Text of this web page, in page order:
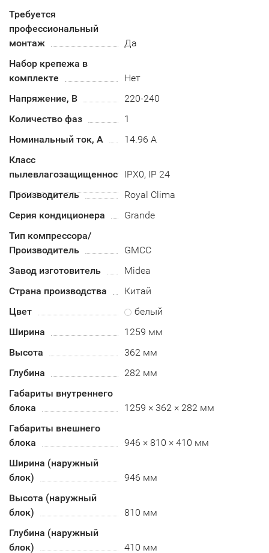
Требуется
профессиональный
монтаж
Да
Набор крепежа в
комплекте
Нет
Напряжение, В
220-240
Количество фаз
1
Номинальный ток, А
14.96 А
Класс
пылевлагозащищенностиIPX0, IP 24
Производитель
Royal Clima
Серия кондиционера
Grande
Тип компрессора/
Производитель
GMCC
Завод изготовитель
Midea
Страна производства
Китай
Цвет
белый
Ширина
1259 мм
Высота
362 мм
Глубина
282 мм
Габариты внутреннего
блока
1259 × 362 × 282 мм
Габариты внешнего
блока
946 × 810 × 410 мм
Ширина (наружный
блок)
946 мм
Высота (наружный
блок)
810 мм
Глубина (наружный
блок)
410 мм